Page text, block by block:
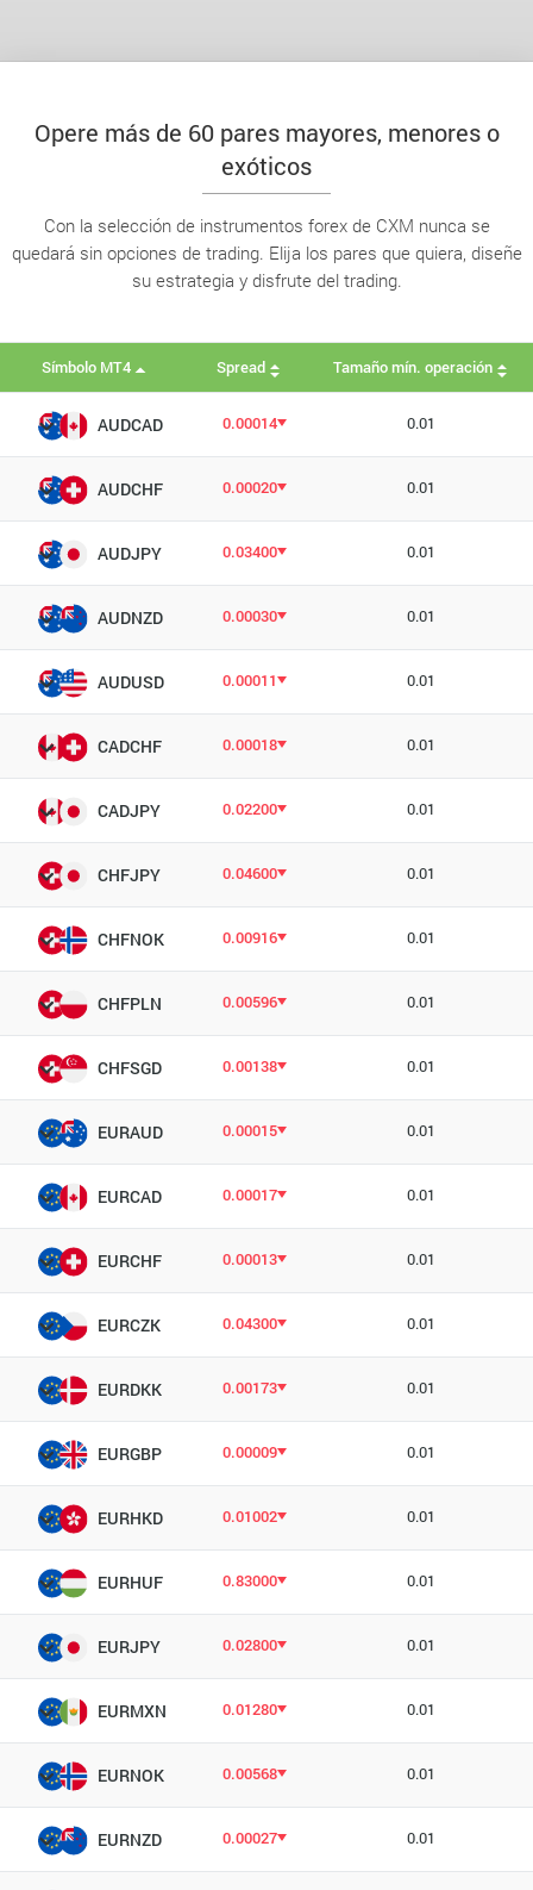
Opere más de 60 pares mayores, menores o
exóticos
Con la selección de instrumentos forex de CXM nunca se
quedará sin opciones de trading. Elija los pares que quiera, diseñe
su estrategia y disfrute del trading.
Símbolo MT4 Spread Tamaño mín. operación
AUDCAD 0.00014 0.01
AUDCHF 0.00020 0.01
AUDJPY 0.03400 0.01
AUDNZD 0.00030 0.01
AUDUSD 0.00011 0.01
CADCHF 0.00018 0.01
CADJPY 0.02200 0.01
CHFJPY 0.04600 0.01
CHFNOK 0.00916 0.01
CHFPLN 0.00596 0.01
CHFSGD 0.00138 0.01
EURAUD 0.00015 0.01
EURCAD 0.00017 0.01
EURCHF 0.00013 0.01
EURCZK 0.04300 0.01
EURDKK 0.00173 0.01
EURGBP 0.00009 0.01
EURHKD 0.01002 0.01
EURHUF 0.83000 0.01
EURJPY 0.02800 0.01
EURMXN 0.01280 0.01
EURNOK 0.00568 0.01
EURNZD 0.00027 0.01